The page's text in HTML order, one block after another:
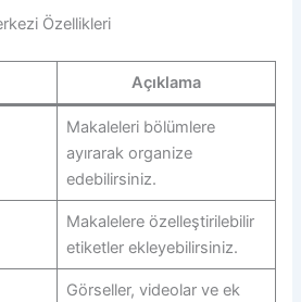
Özellikleri
Açıklama
Makaleleri bölümlere
ayırarak organize
edebilirsiniz.
Makalelere özelleştirilebilir
etiketler ekleyebilirsiniz.
Görseller, videolar ve ek